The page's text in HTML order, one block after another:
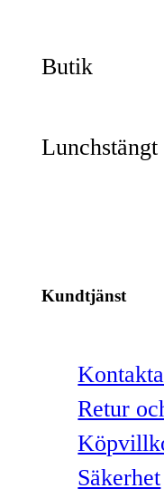
Butik
Lunchstängt
Kundtjänst
Retur
Säkerhet